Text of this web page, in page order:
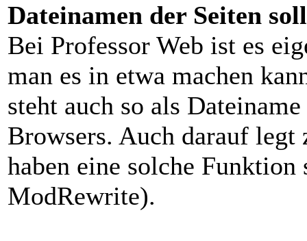
Dateinamen der Seiten
Bei Professor Web ist es
man es in etwa machen
steht auch so als
Browsers. Auch darauf
haben eine solche
ModRewrite).